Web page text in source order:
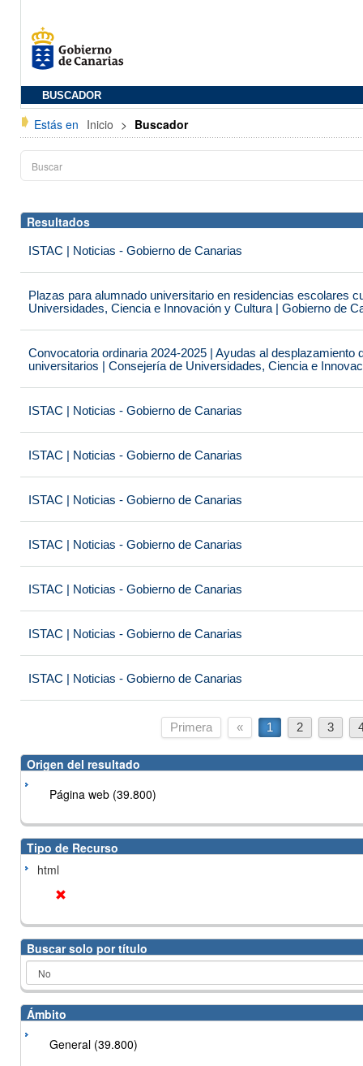
BUSCADOR
Estás en Inicio > Buscador
Resultados
ISTAC | Noticias - Gobierno de Canarias
Plazas para alumnado universitario en residencias escolares
Universidades, Ciencia e Innovación y Cultura | Gobierno de
Convocatoria ordinaria 2024-2025 | Ayudas al desplazamiento
universitarios | Consejería de Universidades, Ciencia e
ISTAC | Noticias - Gobierno de Canarias
ISTAC | Noticias - Gobierno de Canarias
ISTAC | Noticias - Gobierno de Canarias
ISTAC | Noticias - Gobierno de Canarias
ISTAC | Noticias - Gobierno de Canarias
ISTAC | Noticias - Gobierno de Canarias
ISTAC | Noticias - Gobierno de Canarias
Primera « 1 2 3
Origen del resultado
Página web (39.800)
Tipo de Recurso
html
Buscar solo por título
Ámbito
General (39.800)